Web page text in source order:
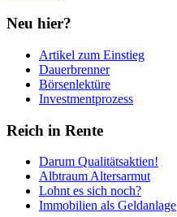
Neu hier?
Artikel zum Einstieg
Dauerbrenner
Börsenlektüre
Investmentprozess
Reich in Rente
Darum Qualitätsaktien!
Albtraum Altersarmut
Lohnt es sich noch?
Immobilien als Geldanlage